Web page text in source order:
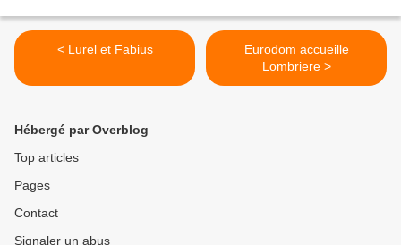
< Lurel et Fabius
Eurodom accueille
Lombriere >
Hébergé par Overblog
Top articles
Pages
Contact
Signaler un abus